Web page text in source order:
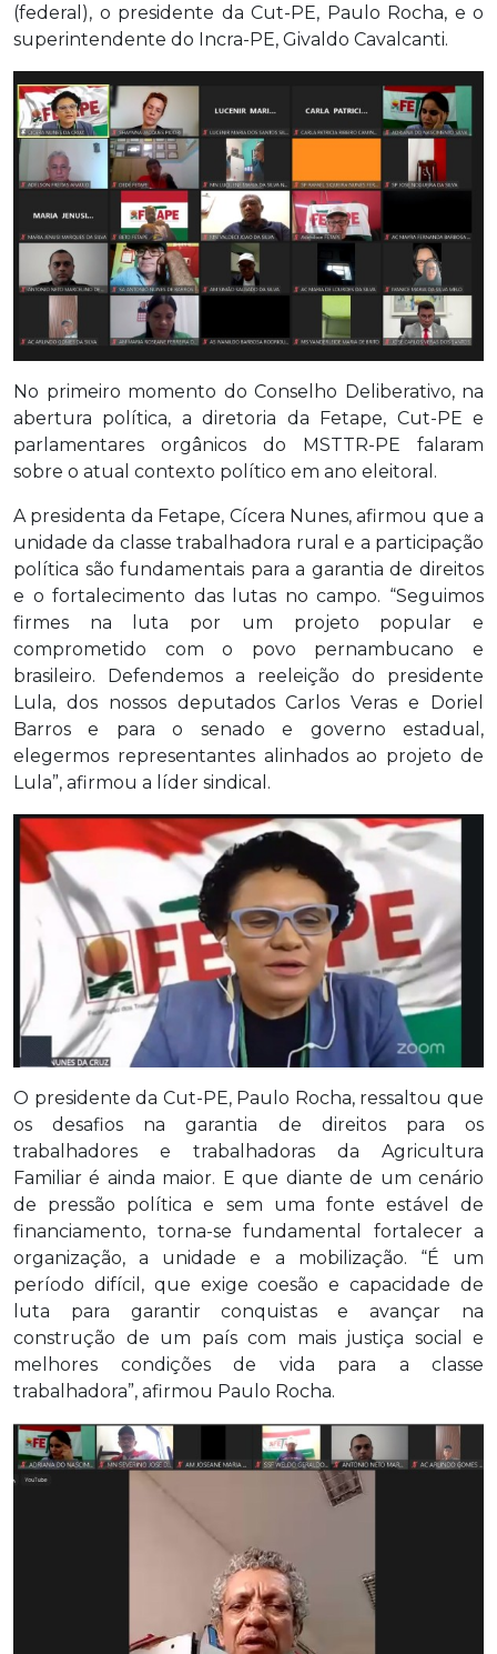
(federal), o presidente da Cut-PE, Paulo Rocha, e o
superintendente do Incra-PE, Givaldo Cavalcanti.
No primeiro momento do Conselho Deliberativo, na
abertura política, a diretoria da Fetape, Cut-PE e
parlamentares orgânicos do MSTTR-PE falaram
sobre o atual contexto político em ano eleitoral.
A presidenta da Fetape, Cícera Nunes, afirmou que a
unidade da classe trabalhadora rural e a participação
política são fundamentais para a garantia de direitos
e o fortalecimento das lutas no campo. “Seguimos
firmes na luta por um projeto popular e
comprometido com o povo pernambucano e
brasileiro. Defendemos a reeleição do presidente
Lula, dos nossos deputados Carlos Veras e Doriel
Barros e para o senado e governo estadual,
elegermos representantes alinhados ao projeto de
Lula”, afirmou a líder sindical.
O presidente da Cut-PE, Paulo Rocha, ressaltou que
os desafios na garantia de direitos para os
trabalhadores e trabalhadoras da Agricultura
Familiar é ainda maior. E que diante de um cenário
de pressão política e sem uma fonte estável de
financiamento, torna-se fundamental fortalecer a
organização, a unidade e a mobilização. “É um
período difícil, que exige coesão e capacidade de
luta para garantir conquistas e avançar na
construção de um país com mais justiça social e
melhores condições de vida para a classe
trabalhadora”, afirmou Paulo Rocha.